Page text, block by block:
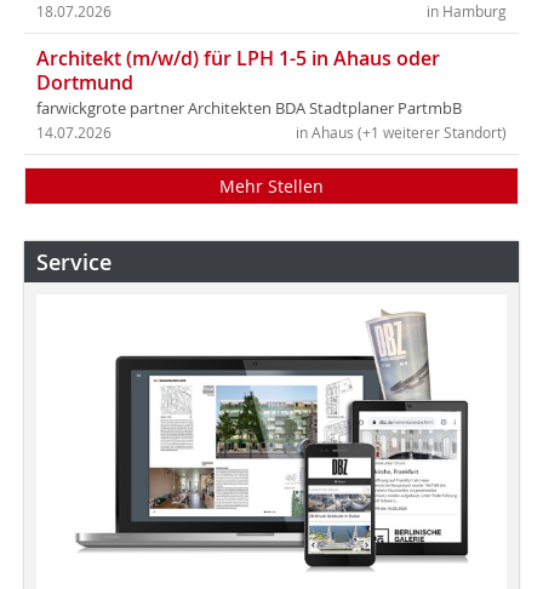
in Hamburg
18.07.2026
Architekt (m/w/d) für LPH 1-5 in Ahaus oder
Dortmund
farwickgrote partner Architekten BDA Stadtplaner PartmbB
in Ahaus (+1 weiterer Standort)
14.07.2026
Mehr Stellen
Service